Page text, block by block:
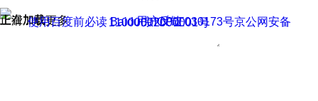
正在加载
上滑加载更多 用户反馈
使用百度前必读 Baidu 京ICP证030173号
京公网安备11000002000001号